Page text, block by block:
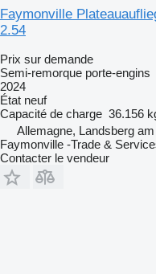
Faymonville
2.54
Prix sur demande
Semi-remorque porte-engins
2024
État neuf
Capacité de charge 36.156
Allemagne, Landsberg
Faymonville -Trade &
Contacter le vendeur